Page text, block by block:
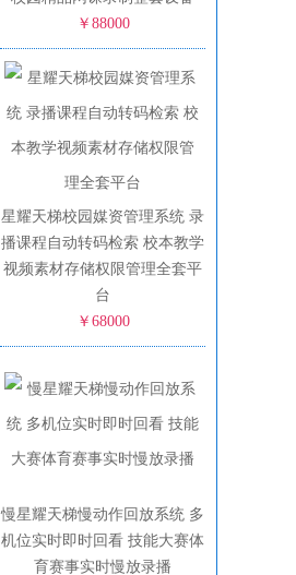
￥88000
星耀天梯校园媒资管理系统 录
播课程自动转码检索 校本教学
视频素材存储权限管理全套平
台
￥68000
慢星耀天梯慢动作回放系统 多
机位实时即时回看 技能大赛体
育赛事实时慢放录播